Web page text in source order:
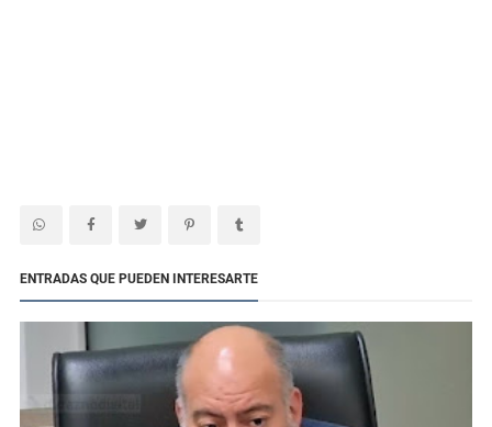
ENTRADAS QUE PUEDEN INTERESARTE